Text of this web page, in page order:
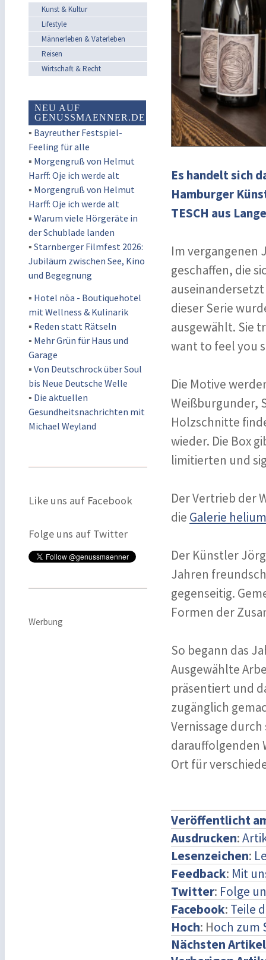
Kunst & Kultur
Lifestyle
Männerleben & Vaterleben
Reisen
Wirtschaft & Recht
NEU AUF
GENUSSMAENNER.DE
▪ Bayreuther Festspiel-
Feeling für alle
▪ Morgengruß von Helmut
Harff: Oje ich werde alt
▪ Morgengruß von Helmut
Harff: Oje ich werde alt
▪ Warum viele Hörgeräte in
der Schublade landen
▪ Starnberger Filmfest 2026:
Jubiläum zwischen See, Kino
und Begegnung
▪ Hotel nōa - Boutiquehotel
mit Wellness & Kulinarik
▪ Reden statt Rätseln
▪ Mehr Grün für Haus und
Garage
▪ Von Deutschrock über Soul
bis Neue Deutsche Welle
▪ Die aktuellen
Gesundheitsnachrichten mit
Michael Weyland
Like uns auf Facebook
Folge uns auf Twitter
Werbung
Es handelt sich
Hamburger
TESCH aus
Im vergangenen
geschaffen, die
dieser Serie
ausgewählt. Sie
want to feel you
Die Motive
Weißburgunder,
Holzschnitte
wieder. Die Box
limitierten und
Der Vertrieb der
die Galerie
Der Künstler
Jahren
gegenseitig.
Formen der
So begann das
Ausgewählte
präsentiert und
zugänglich
Vernissage
darauffolgenden
Ort für
Veröffentlicht
Ausdrucken:
Lesenzeichen:
Feedback: Mit
Twitter: Folge
Facebook: Teile
Hoch: Hoch zum
Nächsten Artikel